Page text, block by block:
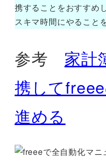
携することをおすすめ
スキマ時間にやること
参考 家計
携して
進める